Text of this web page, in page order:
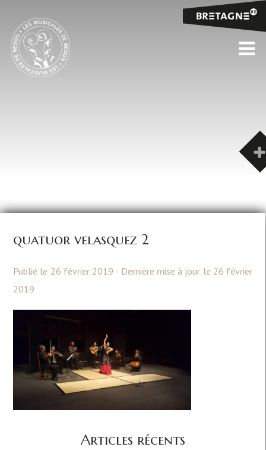
quatuor velasquez 2
Publié le 26 février 2019 - Dernière mise à jour le 26 février
2019
Articles récents